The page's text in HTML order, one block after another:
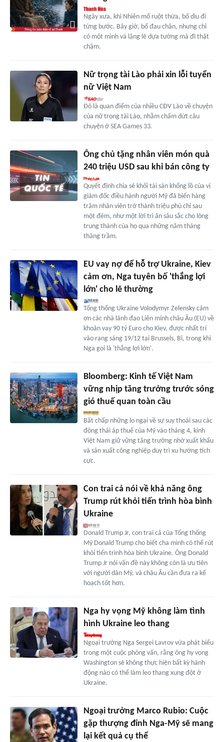
Ngày xưa, khi Nhiên mổ ruột thừa, bố dìu đi
từng bước. Bây giờ, bố đau chân, nhưng chỉ
có một mình và lặng lẽ dựa tường mà đi thật
chậm.
Nữ trọng tài Lào phải xin lỗi tuyển
nữ Việt Nam
Đó là quan điểm của nhiều CĐV Lào về chuyện
của nữ trọng tài Lào, nhằm chấm dứt câu
chuyện ở SEA Games 33.
Ông chủ tặng nhân viên món quà
240 triệu USD sau khi bán công ty
Quyết định chia sẻ khối tài sản khổng lồ của vị
giám đốc điều hành người Mỹ đã biến hàng
trăm nhân viên trở thành triệu phú chỉ sau
một đêm, như một lời tri ân sâu sắc cho lòng
trung thành của họ qua những năm tháng
thăng trầm.
EU vay nợ để hỗ trợ Ukraine, Kiev
cảm ơn, Nga tuyên bố 'thắng lợi
lớn' cho lẽ thường
Tổng thống Ukraine Volodymyr Zelensky cảm
ơn các nhà lãnh đạo Liên minh châu Âu (EU) về
khoản vay 90 tỷ Euro cho Kiev, được nhất trí
vào rạng sáng 19/12 tại Brussels, Bỉ, trong khi
Nga gọi là 'thắng lợi lớn'.
Bloomberg: Kinh tế Việt Nam
vững nhịp tăng trưởng trước sóng
gió thuế quan toàn cầu
Bất chấp những lo ngại về sự suy thoái sau các
động thái áp thuế của Mỹ vào tháng 4, kinh
Việt Nam giữ vững tăng trưởng nhờ xuất khẩu
và sản xuất công nghiệp duy trì xu hướng tích
cực.
Con trai cả nói về khả năng ông
Trump rút khỏi tiến trình hòa bình
Ukraine
Donald Trump Jr, con trai cả của Tổng thống
Mỹ Donald Trump cho biết cha mình có thể rút
khỏi tiến trình hòa bình Ukraine. Ông Donald
Trump Jr nói vấn đề này không còn là ưu tiên
với người dân Mỹ, và châu Âu cần đưa ra kế
hoạch tốt hơn.
Nga hy vọng Mỹ không làm tình
hình Ukraine leo thang
Ngoại trưởng Nga Sergei Lavrov vừa phát biểu
trong một cuộc phỏng vấn, rằng ông hy vọng
Washington sẽ không thực hiện bất kỳ hành
động nào có thể làm leo thang xung đột ở
Ukraine.
Ngoại trưởng Marco Rubio: Cuộc
gặp thượng đỉnh Nga-Mỹ sẽ mang
lại kết quả cụ thể